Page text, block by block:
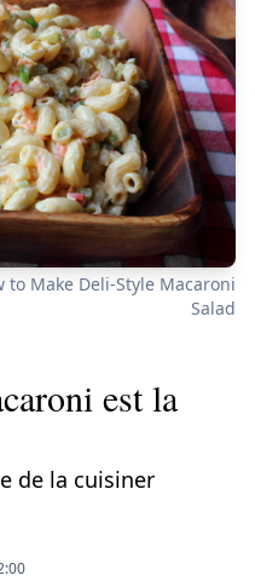
to Make Deli-Style Macaroni
Salad
est la
de la cuisiner